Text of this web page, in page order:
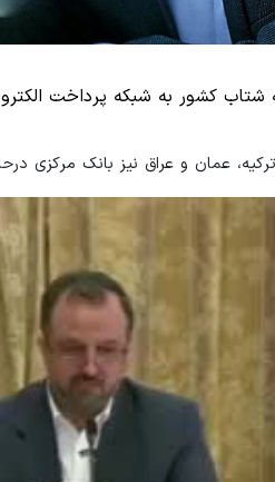
کشور به شبکه پرداخت
عمان و عراق نیز بانک مرکزی